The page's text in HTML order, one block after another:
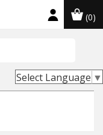
(0)
Select Language ▼